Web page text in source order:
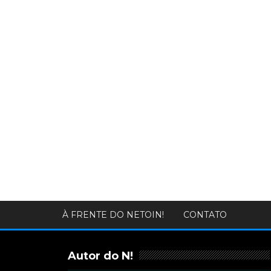
À FRENTE DO NETOIN! CONTATO
Autor do N!